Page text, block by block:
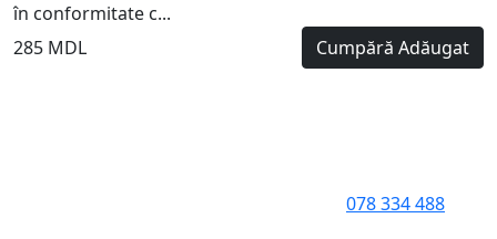
în conformitate c...
285 MDL
Cumpără Adăugat
078 334 488